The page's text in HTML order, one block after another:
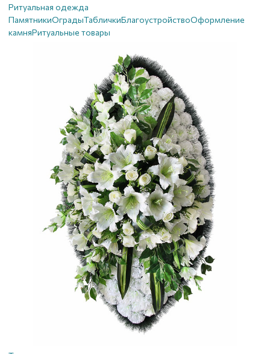
Ритуальная одежда
ПамятникиОградыТабличкиБлагоустройствoОформление
камняРитуальные товары